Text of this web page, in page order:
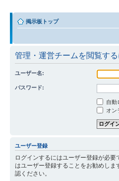
掲示板トップ
管理・運営チームを閲覧す
ユーザー名:
パスワード:
自動
オン
ユーザー登録
ログインするにはユーザー登録が必
はユーザー登録することをお勧めし
認ください。